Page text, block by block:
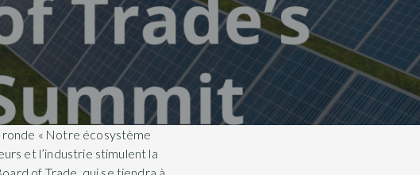
« Notre écosystème
et l’industrie stimulent la